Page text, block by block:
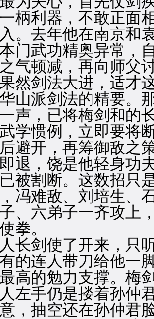
柄利器，不敢正面
。去年他在南京和
门武功精奥异常，
气顿减，再向师父
然剑法大进，适才
山派剑法的精要。
声，已将梅剑和的
学惯例，立即要将
避开，再筹御敌之
退，饶是他轻身功
被割断。这数招只
冯难敌、刘培生、
、六弟子一齐攻上
拳。
剑使了开来，只听
的连人带刀给他一
高的勉力支撑。梅
左手仍是搂着孙仲
，抽空还在孙仲君